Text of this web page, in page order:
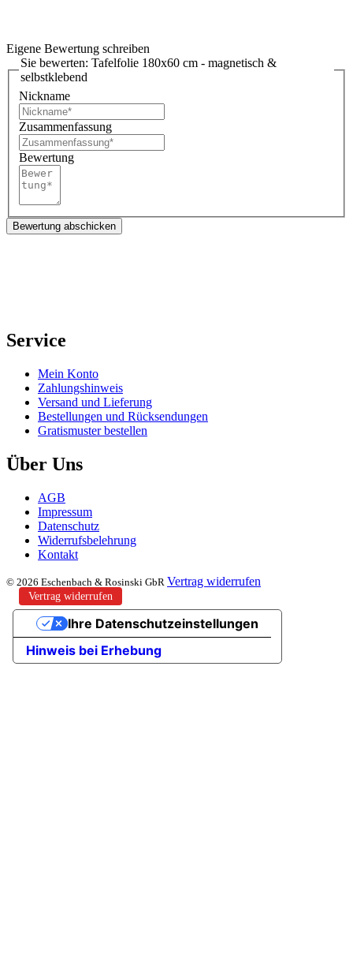
Eigene Bewertung schreiben
Sie bewerten: Tafelfolie 180x60 cm - magnetisch &
selbstklebend
Nickname
Zusammenfassung
Bewertung
Bewertung abschicken
Service
Mein Konto
Zahlungshinweis
Versand und Lieferung
Bestellungen und Rücksendungen
Gratismuster bestellen
Über Uns
AGB
Impressum
Datenschutz
Widerrufsbelehrung
Kontakt
© 2026 Eschenbach & Rosinski GbR Vertrag widerrufen
Vertrag widerrufen
Hinweis bei Erhebung
Ihre Datenschutzeinstellungen